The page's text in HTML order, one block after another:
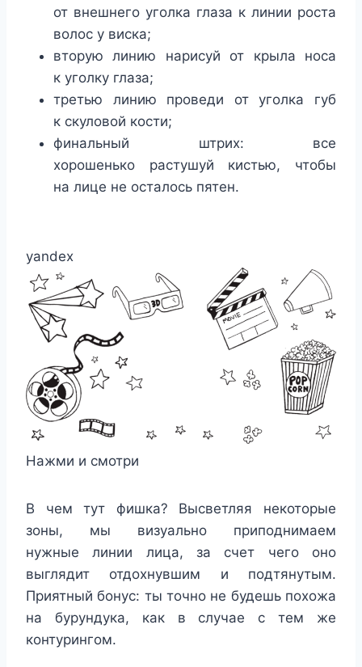
от внешнего уголка глаза к линии роста
волос у виска;
вторую линию нарисуй от крыла носа
к уголку глаза;
третью линию проведи от уголка губ
к скуловой кости;
финальный штрих: все
хорошенько растушуй кистью, чтобы
на лице не осталось пятен.
yandex
Нажми и смотри
В чем тут фишка? Высветляя некоторые
зоны, мы визуально приподнимаем
нужные линии лица, за счет чего оно
выглядит отдохнувшим и подтянутым.
Приятный бонус: ты точно не будешь похожа
на бурундука, как в случае с тем же
контурингом.